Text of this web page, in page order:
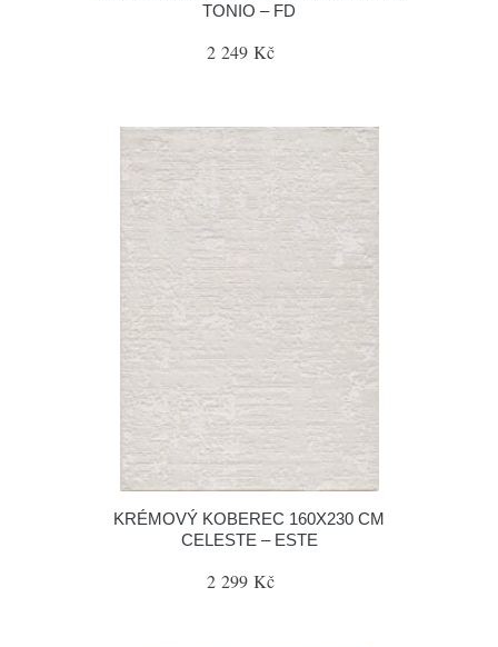
TONIO – FD
2 249 Kč
KRÉMOVÝ KOBEREC 160X230 CM
CELESTE – ESTE
2 299 Kč